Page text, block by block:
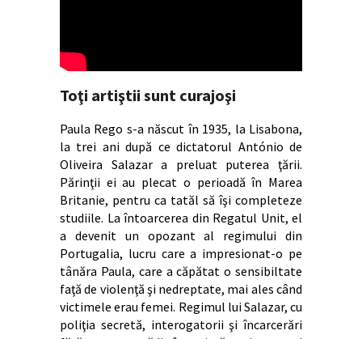
Toţi artiştii sunt curajoşi
Paula Rego s-a născut în 1935, la Lisabona,
la trei ani după ce dictatorul António de
Oliveira Salazar a preluat puterea ţării.
Părinţii ei au plecat o perioadă în Marea
Britanie, pentru ca tatăl să îşi completeze
studiile. La întoarcerea din Regatul Unit, el
a devenit un opozant al regimului din
Portugalia, lucru care a impresionat-o pe
tânăra Paula, care a căpătat o sensibiltate
faţă de violenţă şi nedreptate, mai ales când
victimele erau femei. Regimul lui Salazar, cu
poliţia secretă, interogatorii şi încarcerări